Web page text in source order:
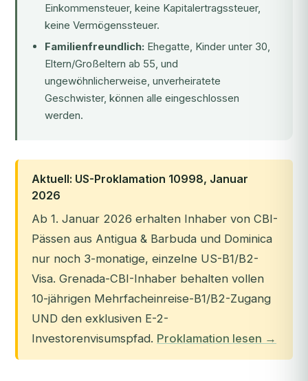
Einkommensteuer, keine Kapitalertragssteuer,
keine Vermögenssteuer.
Familienfreundlich: Ehegatte, Kinder unter 30,
Eltern/Großeltern ab 55, und
ungewöhnlicherweise, unverheiratete
Geschwister, können alle eingeschlossen
werden.
Aktuell: US-Proklamation 10998, Januar
2026
Ab 1. Januar 2026 erhalten Inhaber von CBI-
Pässen aus Antigua & Barbuda und Dominica
nur noch 3-monatige, einzelne US-B1/B2-
Visa. Grenada-CBI-Inhaber behalten vollen
10-jährigen Mehrfacheinreise-B1/B2-Zugang
UND den exklusiven E-2-
Investorenvisumspfad. Proklamation lesen →